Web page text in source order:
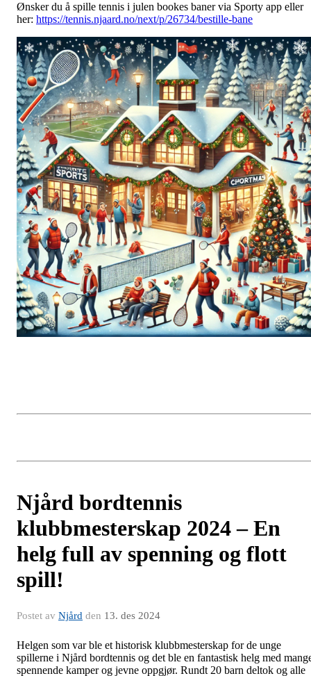
Ønsker du å spille tennis i julen bookes baner via Sporty app eller
her: https://tennis.njaard.no/next/p/26734/bestille-bane
Njård bordtennis
klubbmesterskap 2024 – En
helg full av spenning og flott
spill!
Postet av Njård den 13. des 2024
Helgen som var ble et historisk klubbmesterskap for de unge
spillerne i Njård bordtennis og det ble en fantastisk helg med
spennende kamper og jevne oppgjør. Rundt 20 barn deltok og alle